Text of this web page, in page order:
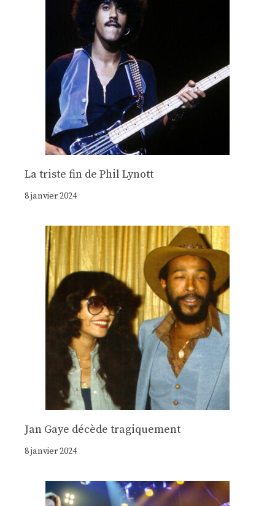
La triste fin de Phil Lynott
8 janvier 2024
Jan Gaye décède tragiquement
8 janvier 2024